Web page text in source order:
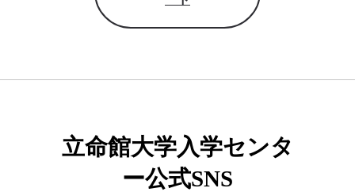
立命館大学入学センタ
ー公式SNS